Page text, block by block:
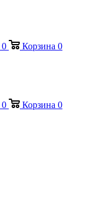
0 Корзина 0
0 Корзина 0